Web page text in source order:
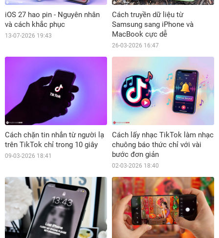
iOS 27 hao pin - Nguyên nhân
và cách khắc phục
13-07-2026 19:43
Cách truyền dữ liệu từ
Samsung sang iPhone và
MacBook cực dễ
26-03-2026 16:47
Cách chặn tin nhắn từ người lạ
trên TikTok chỉ trong 10 giây
09-03-2026 18:41
Cách lấy nhạc TikTok làm nhạc
chuông báo thức chỉ với vài
bước đơn giản
02-03-2026 18:40